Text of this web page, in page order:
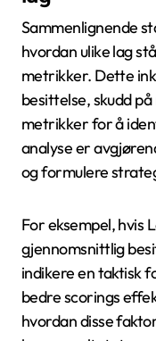
Sammenlignende
hvordan ulike lag
metrikker. Dette
besittelse, skudd
metrikker for å
analyse er
og formulere
For eksempel, hvis
gjennomsnittlig
indikere en taktisk
bedre scorings
hvordan disse